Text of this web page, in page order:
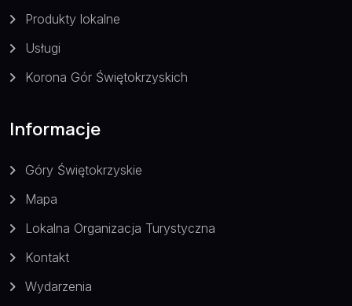
Produkty lokalne
Usługi
Korona Gór Świętokrzyskich
Informacje
Góry Świętokrzyskie
Mapa
Lokalna Organizacja Turystyczna
Kontakt
Wydarzenia